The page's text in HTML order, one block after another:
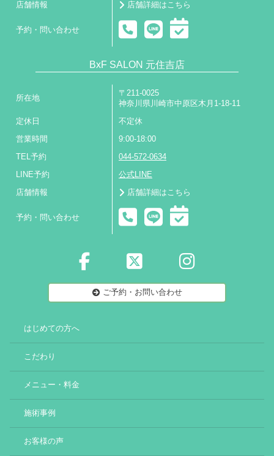
店舗情報 店舗詳細はこちら
予約・問い合わせ
BxF SALON 元住吉店
所在地
〒211-0025
神奈川県川崎市中原区木月1-18-11
定休日 不定休
営業時間 9:00-18:00
TEL予約 044-572-0634
LINE予約 公式LINE
店舗情報 店舗詳細はこちら
予約・問い合わせ
ご予約・お問い合わせ
はじめての方へ
こだわり
メニュー・料金
施術事例
お客様の声